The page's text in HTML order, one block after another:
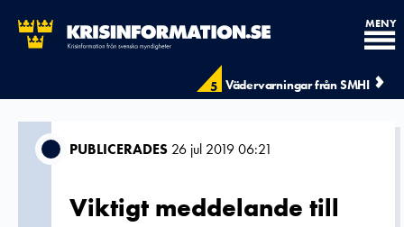
5 Vädervarningar från SMHI
MENY
PUBLICERADES 26 jul 2019 06:21
Viktigt meddelande till